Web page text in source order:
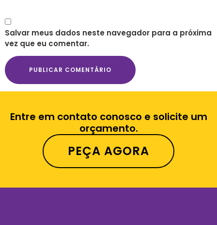
Salvar meus dados neste navegador para a próxima
vez que eu comentar.
Entre em contato conosco e solicite um
orçamento.
PEÇA AGORA